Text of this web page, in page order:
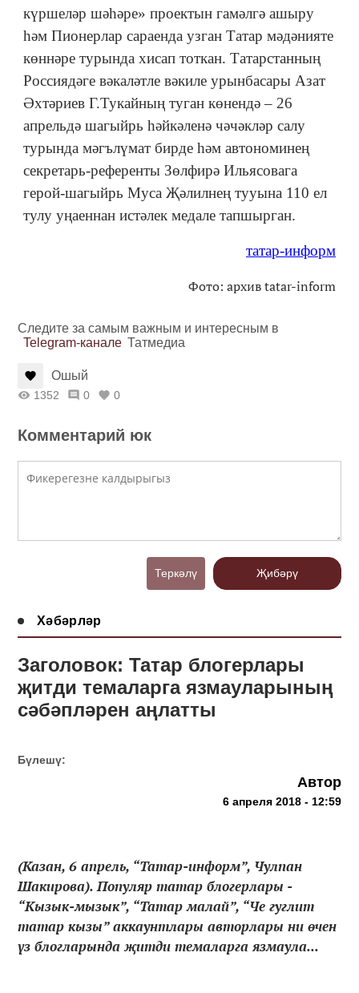
күршеләр шәһәре» проектын гамәлгә ашыру
һәм Пионерлар сараенда узган Татар мәдәнияте
көннәре турында хисап тоткан. Татарстанның
Россиядәге вәкаләтле вәкиле урынбасары Азат
Әхтәриев Г.Тукайның туган көнендә – 26
апрельдә шагыйрь һәйкәленә чәчәкләр салу
турында мәгълүмат бирде һәм автономинең
секретарь-референты Зөлфирә Ильясовага
герой-шагыйрь Муса Җәлилнең тууына 110 ел
тулу уңаеннан истәлек медале тапшырган.
татар-информ
Фото: архив tatar-inform
Следите за самым важным и интересным в
Telegram-канале Татмедиа
Ошый
1352 0 0
Комментарий юк
Теркәлү Җибәрү
Хәбәрләр
Заголовок: Татар блогерлары
җитди темаларга язмауларының
сәбәпләрен аңлатты
Бүлешү:
Автор
6 апреля 2018 - 12:59
(Казан, 6 апрель, “Татар-информ”, Чулпан
Шакирова). Популяр татар блогерлары -
“Кызык-мызык”, “Татар малай”, “Че гуглит
татар кызы” аккаунтлары авторлары ни өчен
үз блогларында җитди темаларга язмаула...